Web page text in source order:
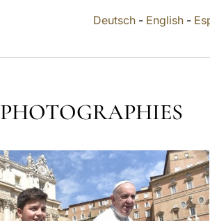
Deutsch- English-
PHOTOGRAPHIES